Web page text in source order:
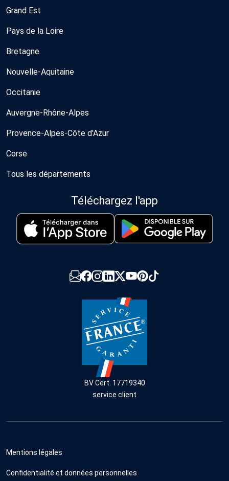
Grand Est
Pays de la Loire
Bretagne
Nouvelle-Aquitaine
Occitanie
Auvergne-Rhône-Alpes
Provence-Alpes-Côte d'Azur
Corse
Tous les départements
Téléchargez l'app
BV Cert. 17719340
service client
Mentions légales
Confidentialité et données personnelles